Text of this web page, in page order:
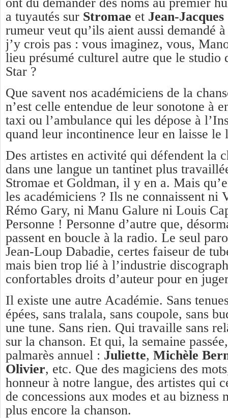
a tuyautés sur Stromae et Jean-
rumeur veut qu’ils aient aussi demandé
j’y crois pas : vous imaginez, vous,
lieu présumé culturel autre que le studio
Star ?
Que savent nos académiciens de la
n’est celle entendue de leur sonotone à
taxi ou l’ambulance qui les dépose à
quand leur incontinence leur en laisse le
Des artistes en activité qui défendent la
dans une langue un tantinet plus
Stromae et Goldman, il y en a. Mais
les académiciens ? Ils ne connaissent ni
Rémo Gary, ni Manu Galure ni Louis
Personne ! Personne d’autre que,
passent en boucle à la radio. Le seul
Jean-Loup Dabadie, certes faiseur de
mais bien trop lié à l’industrie
confortables droits d’auteur pour en
Il existe une autre Académie. Sans
épées, sans tralala, sans coupole, sans
une tune. Sans rien. Qui travaille sans
sur la chanson. Et qui, la semaine
palmarès annuel : Juliette, Michèle
Olivier, etc. Que des magiciens des
honneur à notre langue, des artistes qui
de concessions aux modes et au bizness
plus encore la chanson.